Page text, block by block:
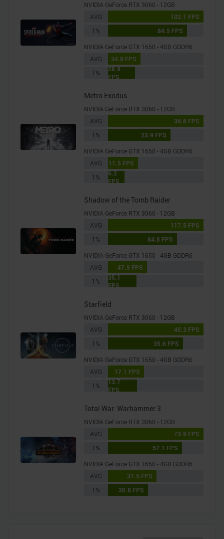
NVIDIA GeForce RTX 3060 - 12GB
AVG
102.1 FPS
1%
84.5 FPS
NVIDIA GeForce GTX 1650 - 4GB GDDR6
AVG
34.8 FPS
1%
28.9
FPS
Metro Exodus
NVIDIA GeForce RTX 3060 - 12GB
AVG
36.6 FPS
1%
23.9 FPS
NVIDIA GeForce GTX 1650 - 4GB GDDR6
AVG
11.5 FPS
1%
6.2
FPS
Shadow of the Tomb Raider
NVIDIA GeForce RTX 3060 - 12GB
AVG
117.5 FPS
1%
84.8 FPS
NVIDIA GeForce GTX 1650 - 4GB GDDR6
AVG
47.9 FPS
1%
35.1
FPS
Starfield
NVIDIA GeForce RTX 3060 - 12GB
AVG
45.3 FPS
1%
35.6 FPS
NVIDIA GeForce GTX 1650 - 4GB GDDR6
AVG
17.1 FPS
1%
13.7
FPS
Total War: Warhammer 3
NVIDIA GeForce RTX 3060 - 12GB
AVG
73.9 FPS
1%
57.1 FPS
NVIDIA GeForce GTX 1650 - 4GB GDDR6
AVG
37.5 FPS
1%
30.8 FPS